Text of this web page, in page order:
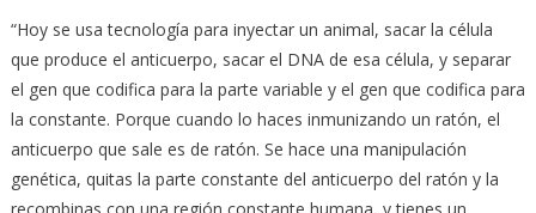
“Hoy se usa tecnología para inyectar un animal, sacar la célula
que produce el anticuerpo, sacar el DNA de esa célula, y separar
el gen que codifica para la parte variable y el gen que codifica para
la constante. Porque cuando lo haces inmunizando un ratón, el
anticuerpo que sale es de ratón. Se hace una manipulación
genética, quitas la parte constante del anticuerpo del ratón y la
recombinas con una región constante humana, y tienes un